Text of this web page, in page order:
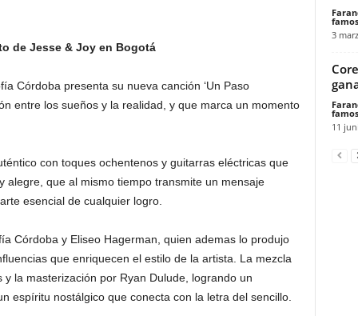
de Jesse & Joy en Bogotá
Córdoba presenta su nueva canción ‘Un Paso
entre los sueños y la realidad, y que marca un momento
con toques ochentenos y guitarras eléctricas que
alegre, que al mismo tiempo transmite un mensaje
esencial de cualquier logro.
Córdoba y Eliseo Hagerman, quien ademas lo produjo
que enriquecen el estilo de la artista. La mezcla
la masterización por Ryan Dulude, logrando un
espíritu nostálgico que conecta con la letra del sencillo.
3
11